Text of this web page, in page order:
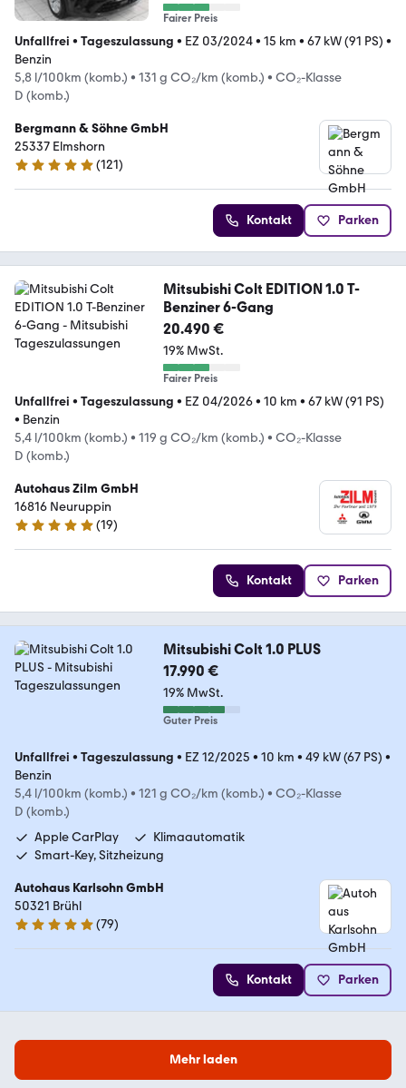
Fairer Preis
Unfallfrei • Tageszulassung • EZ 03/2024• 15 km • 67 kW (91 PS) •
Benzin
5,8 l/100km (komb.) • 131 g CO₂/km (komb.) • CO₂-Klasse
D (komb.)
Bergmann & Söhne GmbH
25337 Elmshorn
4.8 Sterne
(121)
Kontakt Parken
Mitsubishi Colt EDITION 1.0 T-
Benziner 6-Gang
20.490 €
19% MwSt.
Fairer Preis
Unfallfrei • Tageszulassung • EZ 04/2026• 10 km • 67 kW (91 PS)
• Benzin
5,4 l/100km (komb.) • 119 g CO₂/km (komb.) • CO₂-Klasse
D (komb.)
Autohaus Zilm GmbH
16816 Neuruppin
4.9 Sterne
(19)
Kontakt Parken
Mitsubishi Colt 1.0 PLUS
17.990 €
19% MwSt.
Guter Preis
Unfallfrei • Tageszulassung • EZ 12/2025 • 10 km • 49 kW (67 PS) •
Benzin
5,4 l/100km (komb.) • 121 g CO₂/km (komb.) • CO₂-Klasse
D (komb.)
Apple CarPlay
Klimaautomatik
Smart-Key, Sitzheizung
Autohaus Karlsohn GmbH
50321 Brühl
5 Sterne
(79)
Kontakt Parken
Mehr laden